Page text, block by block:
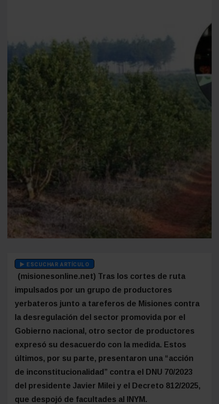
ESCUCHAR ARTÍCULO
(misionesonline.net) Tras los cortes de ruta
impulsados por un grupo de productores
yerbateros junto a tareferos de Misiones contra
la desregulación del sector promovida por el
Gobierno nacional, otro sector de productores
expresó su desacuerdo con la medida. Estos
últimos, por su parte, presentaron una “acción
de inconstitucionalidad” contra el DNU 70/2023
del presidente Javier Milei y el Decreto 812/2025,
que despojó de facultades al INYM.